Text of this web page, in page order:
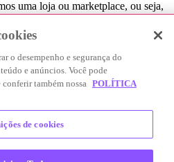
uma loja ou marketplace, ou seja,
apenas contribuímos para
barato, comparando os preços de
e damos auxílio para que sua
mas a finalização da compra
parceiras.
- todos os direitos reservados.
- São Paulo / SP - CEP.:
o desempenho e segurança do
e anúncios. Você pode
também nossa POLÍTICA
de cookies